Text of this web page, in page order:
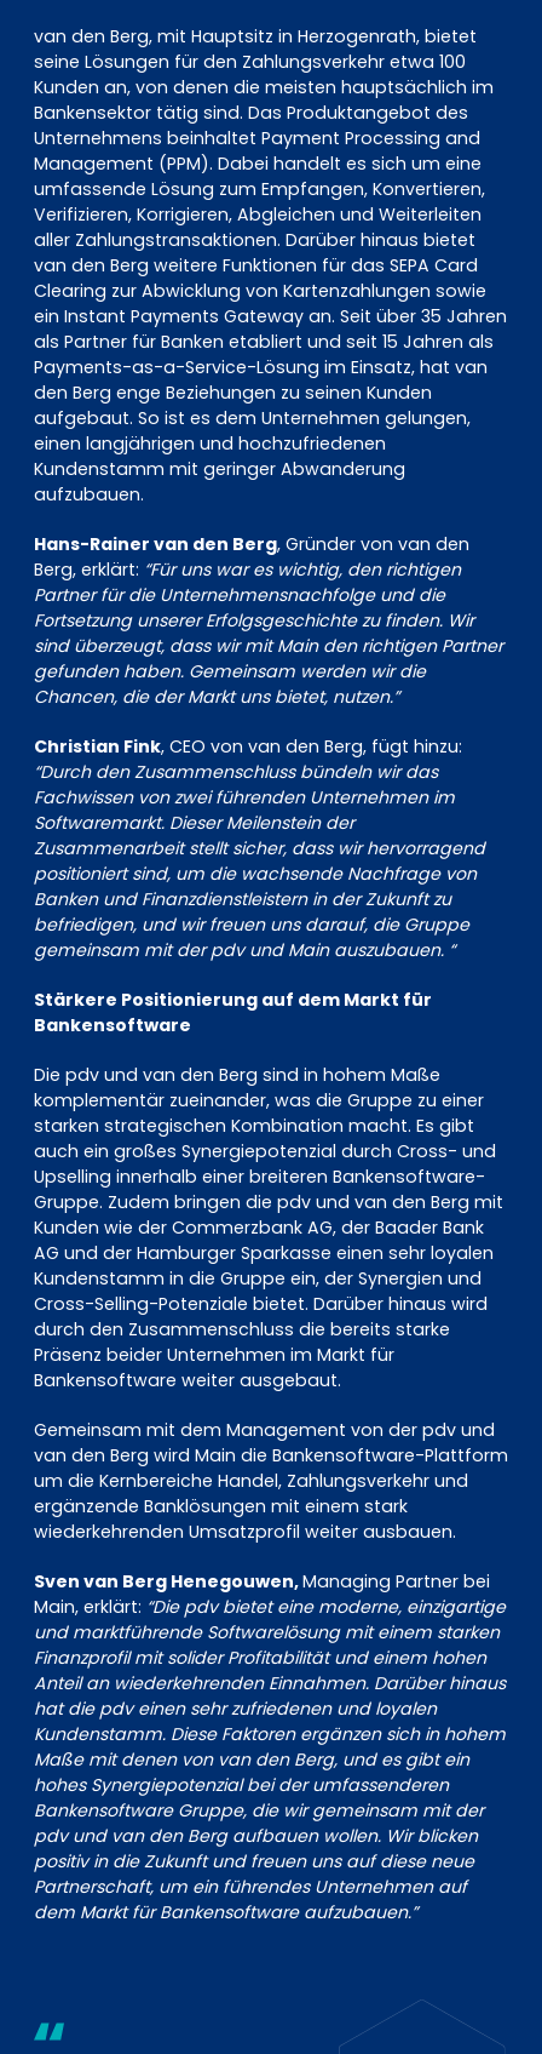
van den Berg, mit Hauptsitz in Herzogenrath, bietet
seine Lösungen für den Zahlungsverkehr etwa 100
Kunden an, von denen die meisten hauptsächlich im
Bankensektor tätig sind. Das Produktangebot des
Unternehmens beinhaltet Payment Processing and
Management (PPM). Dabei handelt es sich um eine
umfassende Lösung zum Empfangen, Konvertieren,
Verifizieren, Korrigieren, Abgleichen und Weiterleiten
aller Zahlungstransaktionen. Darüber hinaus bietet
van den Berg weitere Funktionen für das SEPA Card
Clearing zur Abwicklung von Kartenzahlungen sowie
ein Instant Payments Gateway an. Seit über 35 Jahren
als Partner für Banken etabliert und seit 15 Jahren als
Payments-as-a-Service-Lösung im Einsatz, hat van
den Berg enge Beziehungen zu seinen Kunden
aufgebaut. So ist es dem Unternehmen gelungen,
einen langjährigen und hochzufriedenen
Kundenstamm mit geringer Abwanderung
aufzubauen.
Hans-Rainer van den Berg, Gründer von van den
Berg, erklärt: “Für uns war es wichtig, den richtigen
Partner für die Unternehmensnachfolge und die
Fortsetzung unserer Erfolgsgeschichte zu finden. Wir
sind überzeugt, dass wir mit Main den richtigen Partner
gefunden haben. Gemeinsam werden wir die
Chancen, die der Markt uns bietet, nutzen.”
Christian Fink, CEO von van den Berg, fügt hinzu:
“Durch den Zusammenschluss bündeln wir das
Fachwissen von zwei führenden Unternehmen im
Softwaremarkt. Dieser Meilenstein der
Zusammenarbeit stellt sicher, dass wir hervorragend
positioniert sind, um die wachsende Nachfrage von
Banken und Finanzdienstleistern in der Zukunft zu
befriedigen, und wir freuen uns darauf, die Gruppe
gemeinsam mit der pdv und Main auszubauen. “
Stärkere Positionierung auf dem Markt für
Bankensoftware
Die pdv und van den Berg sind in hohem Maße
komplementär zueinander, was die Gruppe zu einer
starken strategischen Kombination macht. Es gibt
auch ein großes Synergiepotenzial durch Cross- und
Upselling innerhalb einer breiteren Bankensoftware-
Gruppe. Zudem bringen die pdv und van den Berg mit
Kunden wie der Commerzbank AG, der Baader Bank
AG und der Hamburger Sparkasse einen sehr loyalen
Kundenstamm in die Gruppe ein, der Synergien und
Cross-Selling-Potenziale bietet. Darüber hinaus wird
durch den Zusammenschluss die bereits starke
Präsenz beider Unternehmen im Markt für
Bankensoftware weiter ausgebaut.
Gemeinsam mit dem Management von der pdv und
van den Berg wird Main die Bankensoftware-Plattform
um die Kernbereiche Handel, Zahlungsverkehr und
ergänzende Banklösungen mit einem stark
wiederkehrenden Umsatzprofil weiter ausbauen.
Sven van Berg Henegouwen,Managing Partner bei
Main, erklärt: “Die pdv bietet eine moderne, einzigartige
und marktführende Softwarelösung mit einem starken
Finanzprofil mit solider Profitabilität und einem hohen
Anteil an wiederkehrenden Einnahmen. Darüber hinaus
hat die pdv einen sehr zufriedenen und loyalen
Kundenstamm. Diese Faktoren ergänzen sich in hohem
Maße mit denen von van den Berg, und es gibt ein
hohes Synergiepotenzial bei der umfassenderen
Bankensoftware Gruppe, die wir gemeinsam mit der
pdv und van den Berg aufbauen wollen. Wir blicken
positiv in die Zukunft und freuen uns auf diese neue
Partnerschaft, um ein führendes Unternehmen auf
dem Markt für Bankensoftware aufzubauen.”